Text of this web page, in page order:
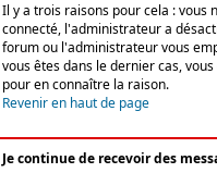
Il y a trois raisons pour cela : vous
connecté, l'administrateur a
forum ou l'administrateur vous
vous êtes dans le dernier cas,
pour en connaître la raison.
Revenir en haut de page
Je continue de recevoir des